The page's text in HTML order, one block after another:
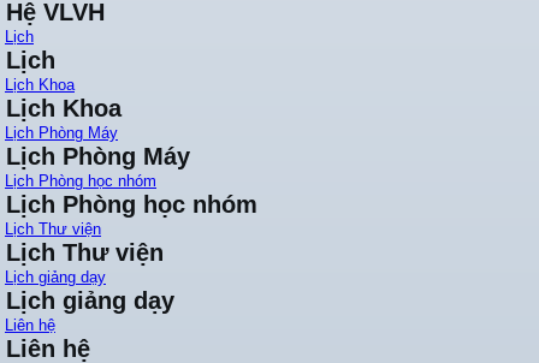
Hệ VLVH
Lịch
Lịch
Lịch Khoa
Lịch Khoa
Lịch Phòng Máy
Lịch Phòng Máy
Lịch Phòng học nhóm
Lịch Phòng học nhóm
Lịch Thư viện
Lịch Thư viện
Lịch giảng dạy
Lịch giảng dạy
Liên hệ
Liên hệ